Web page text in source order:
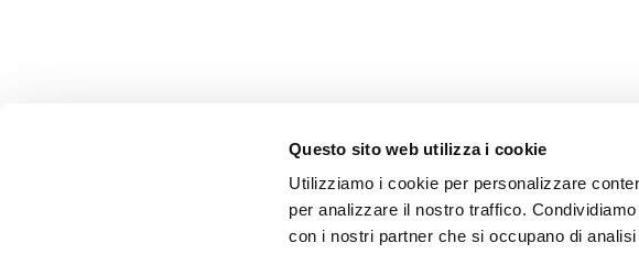
Questo sito web utilizza i cookie
Utilizziamo i cookie per personalizzare
per analizzare il nostro traffico.
con i nostri partner che si occupano di